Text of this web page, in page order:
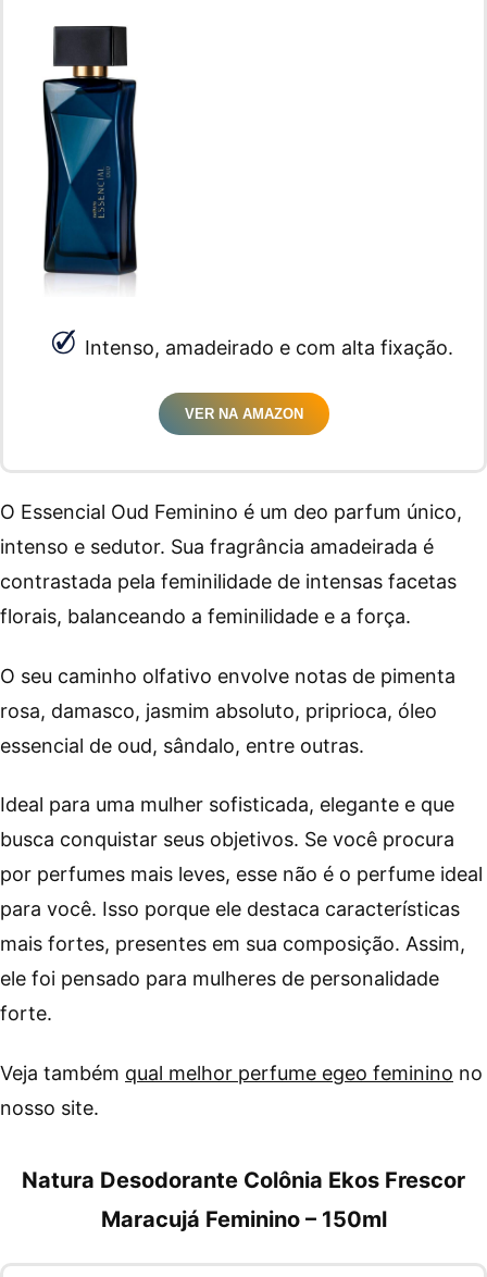
Intenso, amadeirado e com alta fixação.
VER NA AMAZON
O Essencial Oud Feminino é um deo parfum único,
intenso e sedutor. Sua fragrância amadeirada é
contrastada pela feminilidade de intensas facetas
florais, balanceando a feminilidade e a força.
O seu caminho olfativo envolve notas de pimenta
rosa, damasco, jasmim absoluto, priprioca, óleo
essencial de oud, sândalo, entre outras.
Ideal para uma mulher sofisticada, elegante e que
busca conquistar seus objetivos. Se você procura
por perfumes mais leves, esse não é o perfume ideal
para você. Isso porque ele destaca características
mais fortes, presentes em sua composição. Assim,
ele foi pensado para mulheres de personalidade
forte.
Veja também qual melhor perfume egeo feminino no
nosso site.
Natura Desodorante Colônia Ekos Frescor
Maracujá Feminino – 150ml